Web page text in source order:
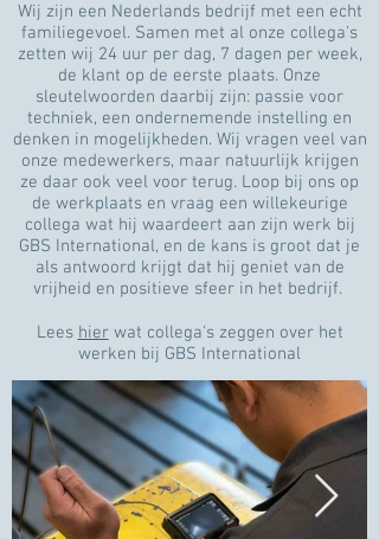
Wij zijn een Nederlands bedrijf met een echt
familiegevoel. Samen met al onze collega's
zetten wij 24 uur per dag, 7 dagen per week,
de klant op de eerste plaats. Onze
sleutelwoorden daarbij zijn: passie voor
techniek, een ondernemende instelling en
denken in mogelijkheden. Wij vragen veel van
onze medewerkers, maar natuurlijk krijgen
ze daar ook veel voor terug. Loop bij ons op
de werkplaats en vraag een willekeurige
collega wat hij waardeert aan zijn werk bij
GBS International, en de kans is groot dat je
als antwoord krijgt dat hij geniet van de
vrijheid en positieve sfeer in het bedrijf.
Lees hierwat collega's zeggen over het
werken bij GBS International